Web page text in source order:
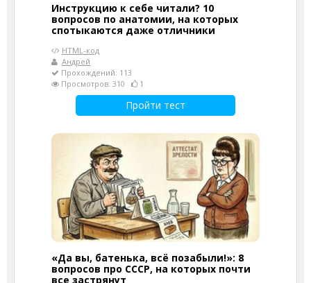
Инструкцию к себе читали? 10
вопросов по анатомии, на которых
спотыкаются даже отличники
HTML-код
Андрей
Прохождений: 113
Просмотров: 310
1
Пройти тест
«Да вы, батенька, всё позабыли!»: 8
вопросов про СССР, на которых почти
все застрянут